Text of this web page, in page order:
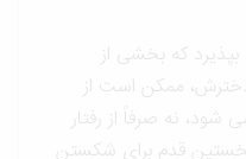
که بخشی از
ممکن است از
نه صرفاً از رفتار
قدم برای شکستن